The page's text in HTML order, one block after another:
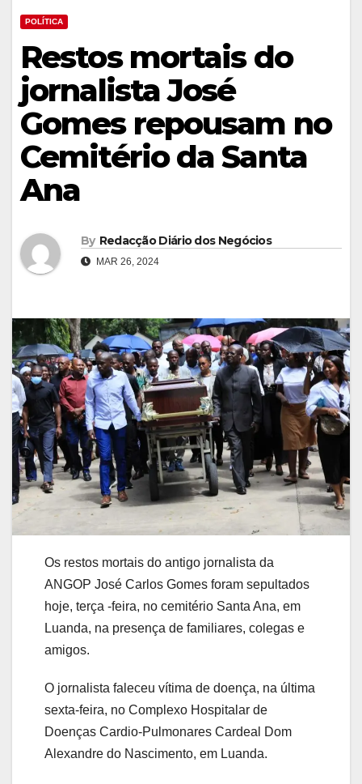
POLÍTICA
Restos mortais do
jornalista José
Gomes repousam no
Cemitério da Santa
Ana
By Redacção Diário dos Negócios
MAR 26, 2024
Os restos mortais do antigo jornalista da
ANGOP José Carlos Gomes foram sepultados
hoje, terça -feira, no cemitério Santa Ana, em
Luanda, na presença de familiares, colegas e
amigos.
O jornalista faleceu vítima de doença, na última
sexta-feira, no Complexo Hospitalar de
Doenças Cardio-Pulmonares Cardeal Dom
Alexandre do Nascimento, em Luanda.